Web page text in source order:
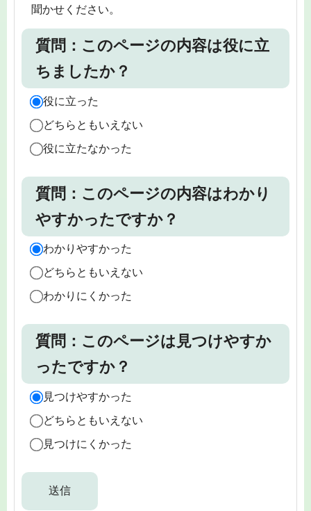
聞かせください。
質問：このページの内容は役に立
ちましたか？
役に立った
どちらともいえない
役に立たなかった
質問：このページの内容はわかり
やすかったですか？
わかりやすかった
どちらともいえない
わかりにくかった
質問：このページは見つけやすか
ったですか？
見つけやすかった
どちらともいえない
見つけにくかった